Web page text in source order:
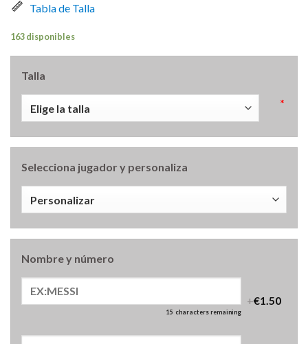
Tabla de Talla
163 disponibles
Talla
*
Selecciona jugador y personaliza
Nombre y número
15 characters remaining
+€1.50